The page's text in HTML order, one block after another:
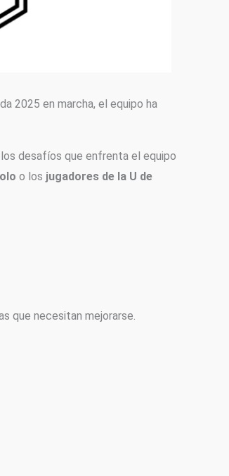
2025 en marcha, el equipo ha
desafíos que enfrenta el equipo
o los jugadores de la U de
que necesitan mejorarse.